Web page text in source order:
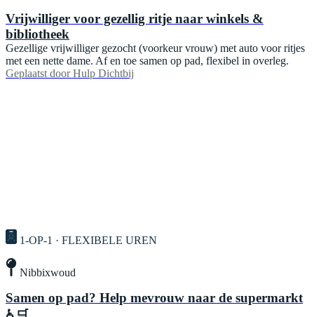
Vrijwilliger voor gezellig ritje naar winkels &
bibliotheek
Gezellige vrijwilliger gezocht (voorkeur vrouw) met auto voor ritjes
met een nette dame. Af en toe samen op pad, flexibel in overleg.
Geplaatst door Hulp Dichtbij
1-OP-1 · FLEXIBELE UREN
Nibbixwoud
Samen op pad? Help mevrouw naar de supermarkt